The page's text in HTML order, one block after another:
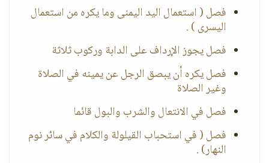
فصل ( استعمال اليد اليمنى وما يكره من استعمال
اليسرى ) .
فصل يجوز الإرداف على الدابة وركوب ثلاثة
فصل يكره أن يبصق الرجل عن يمينه في الصلاة
وغير الصلاة
فصل في الانتعال والشرب والبول قائما
فصل ( في استحباب القيلولة والكلام في سائر نوم
النهار) .